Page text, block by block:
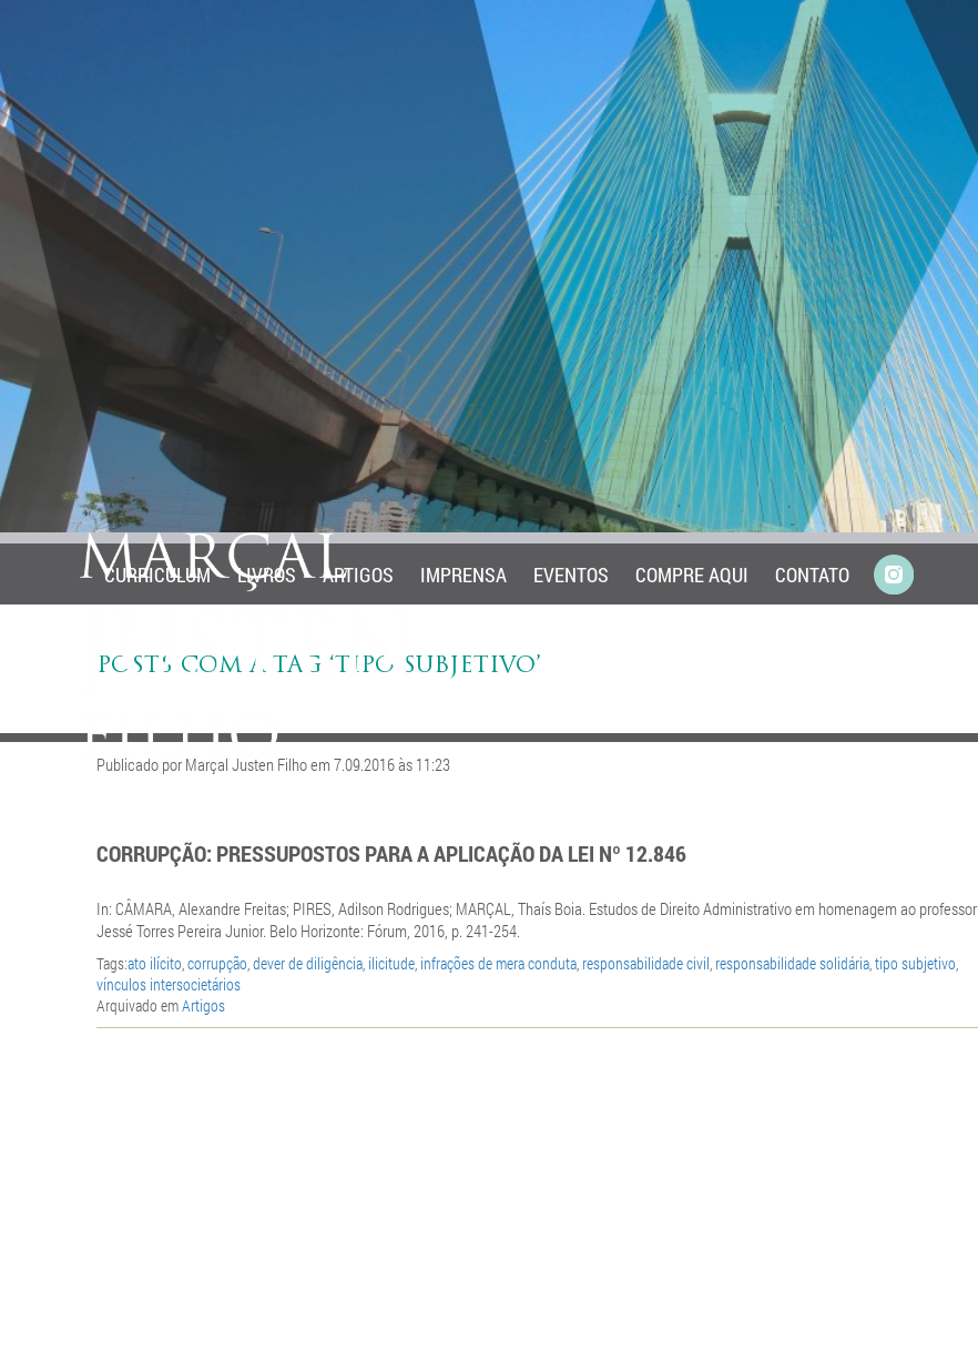
CURRICULUM LIVROS ARTIGOS IMPRENSA EVENTOS COMPRE AQUI CONTATO
POSTS COM A TAG ‘TIPO SUBJETIVO’
Publicado por Marçal Justen Filho em 7.09.2016 às 11:23
CORRUPÇÃO: PRESSUPOSTOS PARA A APLICAÇÃO DA LEI Nº 12.846
In: CÂMARA, Alexandre Freitas; PIRES, Adilson Rodrigues; MARÇAL, Thaís Boia. Estudos de Direito Administrativo em homenagem ao professor
Jessé Torres Pereira Junior. Belo Horizonte: Fórum, 2016, p. 241-254.
Tags:ato ilícito,corrupção,dever de diligência, ilicitude, infrações de mera conduta, responsabilidade civil, responsabilidade solidária,tipo subjetivo,
vínculos intersocietários
Arquivado emArtigos